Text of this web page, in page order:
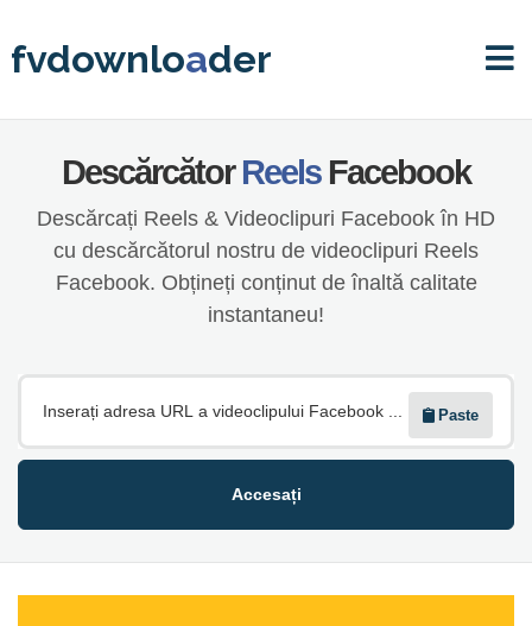
fvdownloader
DescărcătorReelsFacebook
Descărcați Reels & Videoclipuri Facebook în HD
cu descărcătorul nostru de videoclipuri Reels
Facebook. Obțineți conținut de înaltă calitate
instantaneu!
Paste
Accesați